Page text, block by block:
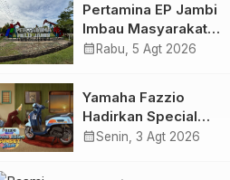
Pertamina EP Jambi
Imbau Masyarakat
Tidak Beraktivitas di
Bersama
calendar_month Rabu, 5 Agt 2026
Yamaha Fazzio
Hadirkan Special
Edition Sunset Blue,
calendar_monthSenin, 3 Agt 2026